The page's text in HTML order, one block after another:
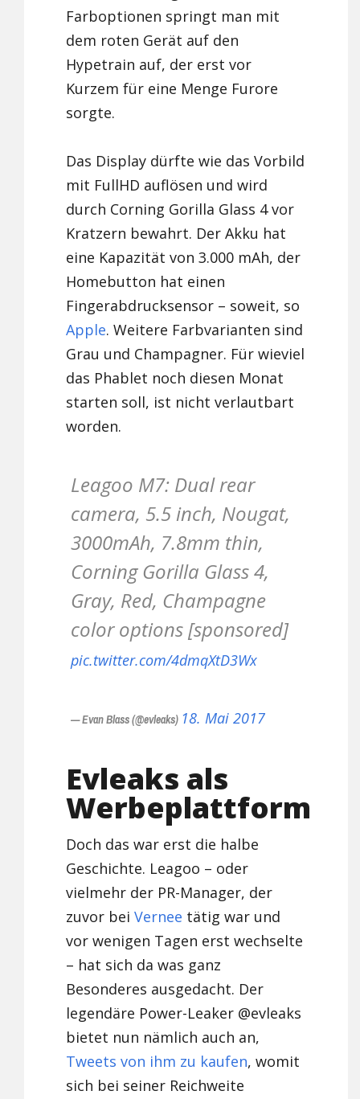
Farboptionen springt man mit
dem roten Gerät auf den
Hypetrain auf, der erst vor
Kurzem für eine Menge Furore
sorgte.
Das Display dürfte wie das Vorbild
mit FullHD auflösen und wird
durch Corning Gorilla Glass 4 vor
Kratzern bewahrt. Der Akku hat
eine Kapazität von 3.000 mAh, der
Homebutton hat einen
Fingerabdrucksensor – soweit, so
Apple. Weitere Farbvarianten sind
Grau und Champagner. Für wieviel
das Phablet noch diesen Monat
starten soll, ist nicht verlautbart
worden.
Leagoo M7: Dual rear
camera, 5.5 inch, Nougat,
3000mAh, 7.8mm thin,
Corning Gorilla Glass 4,
Gray, Red, Champagne
color options [sponsored]
pic.twitter.com/4dmqXtD3Wx
— Evan Blass (@evleaks) 18. Mai 2017
Evleaks als
Werbeplattform
Doch das war erst die halbe
Geschichte. Leagoo – oder
vielmehr der PR-Manager, der
zuvor beiVernee tätig war und
vor wenigen Tagen erst wechselte
– hat sich da was ganz
Besonderes ausgedacht. Der
legendäre Power-Leaker @evleaks
bietet nun nämlich auch an,
Tweets von ihm zu kaufen, womit
sich bei seiner Reichweite